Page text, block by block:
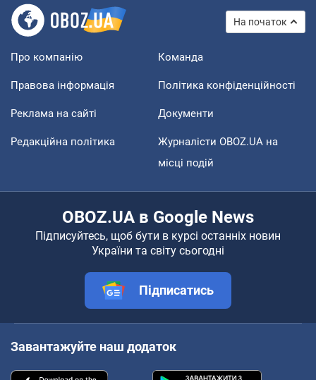
На початок
Про компанію Команда
Правова інформація Політика конфіденційності
Реклама на сайті Документи
Редакційна політика
Журналісти OBOZ.UA на
місці подій
OBOZ.UA в Google News
Підписуйтесь, щоб бути в курсі останніх новин
України та світу сьогодні
Підписатись
Завантажуйте наш додаток